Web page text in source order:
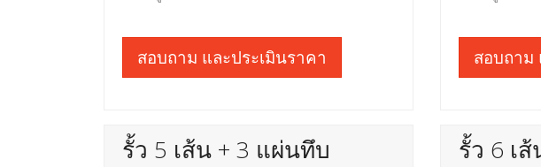
สอบถาม และประเมินราคา สอบถาม
รั้ว 5 เส้น + 3 แผ่นทึบ รั้ว 6 เ